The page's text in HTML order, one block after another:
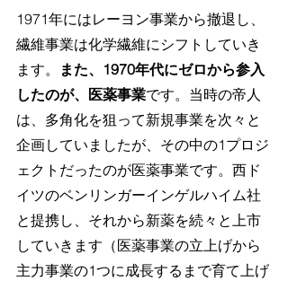
1971年にはレーヨン事業から撤退し、
繊維事業は化学繊維にシフトしていき
ます。
また、1970年代にゼロから参入
したのが、医薬事業です。当時の帝人
は、多角化を狙って新規事業を次々と
企画していましたが、その中の1プロジ
ェクトだったのが医薬事業です。西ド
イツのベンリンガーインゲルハイム社
と提携し、それから新薬を続々と上市
していきます（医薬事業の立上げから
主力事業の1つに成長するまで育て上げ